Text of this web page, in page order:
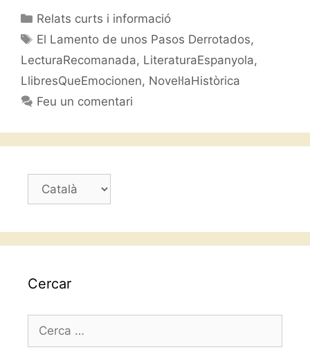
c
e
b
o
o
itt
er
at
s
A
p
p
ai
l
m
p
ar
te
Categories
Relats curts i informació
Etiquetes
El Lamento de unos Pasos Derrotados,
LecturaRecomanada, LiteraturaEspanyola,
LlibresQueEmocionen, Novel·laHistòrica
Feu un comentari
Trieu
Cercar
Cerca: